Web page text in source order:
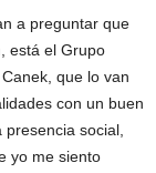
a preguntar que
está el Grupo
que lo van
con un buen
social,
yo me siento